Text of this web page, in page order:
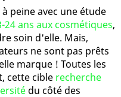
peine avec une étude
24 ans aux cosmétiques,
soin d'elle. Mais,
ne sont pas prêts
marque ! Toutes les
cette cible recherche
du côté des